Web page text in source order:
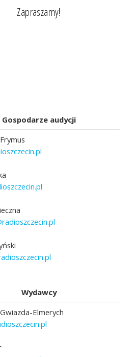
Zapraszamy!
Gospodarze audycji
Wydawcy
Elmerych